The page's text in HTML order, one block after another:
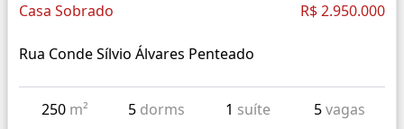
Casa Sobrado R$ 2.950.000
Rua Conde Sílvio Álvares Penteado
250 m² 5 dorms 1 suíte 5vagas